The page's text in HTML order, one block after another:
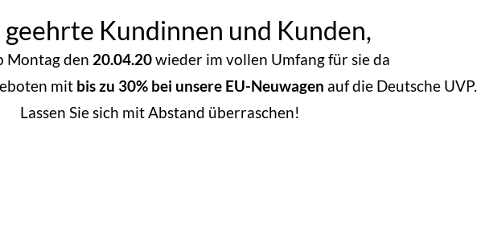
geehrte Kundinnen und Kunden,
Montag den 20.04.20wieder im vollen Umfang für sie da
mit bis zu 30% bei unsere EU-Neuwagen auf die Deutsche UVP.
Lassen Sie sich mit Abstand überraschen!